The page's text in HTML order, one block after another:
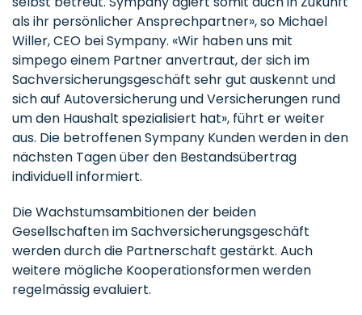
als ihr persönlicher Ansprechpartner», so Michael
Willer, CEO bei Sympany. «Wir haben uns mit
simpego einem Partner anvertraut, der sich im
Sachversicherungsgeschäft sehr gut auskennt und
sich auf Autoversicherung und Versicherungen rund
um den Haushalt spezialisiert hat», führt er weiter
aus. Die betroffenen Sympany Kunden werden in den
nächsten Tagen über den Bestandsübertrag
individuell informiert.
Die Wachstumsambitionen der beiden
Gesellschaften im Sachversicherungsgeschäft
werden durch die Partnerschaft gestärkt. Auch
weitere mögliche Kooperationsformen werden
regelmässig evaluiert.